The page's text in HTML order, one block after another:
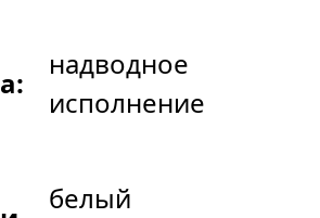
надводное
исполнение
белый